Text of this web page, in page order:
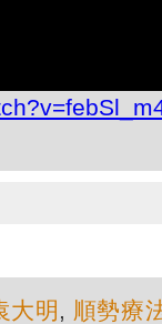
大明 , 順勢療